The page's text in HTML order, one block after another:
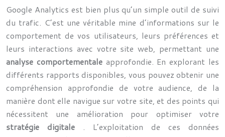
Google Analytics est bien plus qu’un simple outil de suivi
du trafic. C’est une véritable mine d’informations sur le
comportement de vos utilisateurs, leurs préférences et
leurs interactions avec votre site web, permettant une
analyse comportementale approfondie. En explorant les
différents rapports disponibles, vous pouvez obtenir une
compréhension approfondie de votre audience, de la
manière dont elle navigue sur votre site, et des points qui
nécessitent une amélioration pour optimiser votre
stratégie digitale . L’exploitation de ces données